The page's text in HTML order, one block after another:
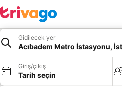
Gidilecek yer
Acıbadem Metro İstasyonu,
Giriş/çıkış
Tarih seçin